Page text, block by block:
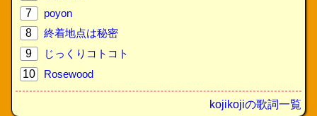
7
poyon
8
終着地点は秘密
9
じっくりコトコト
10
Rosewood
kojikojiの歌詞一覧